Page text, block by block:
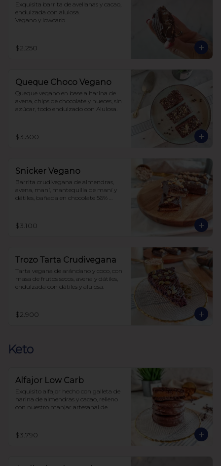
Exquisita barrita de avellanas y cacao,
endulzada con alulosa.
Vegano y lowcarb
$2.250
Queque Choco Vegano
Queque vegano en base a harina de
avena, chips de chocolate y nueces, sin
azúcar, todo endulzado con Alulosa.
$3.300
Snicker Vegano
Barrita crudivegana de almendras,
avena, maní, mantequilla de maní y
dátiles, bañada en chocolate 56%
No tiene soja, lácteos ni huevos.
$3.100
Trozo Tarta Crudivegana
Tarta vegana de arándano y coco, con
masa de frutos secos, avena y dátiles,
endulzada con dátiles y alulosa.
$2.900
Keto
Alfajor Low Carb
Exquisito alfajor hecho con galleta de
harina de almendras y cacao, relleno
con nuestro manjar artesanal de
con alulosa.
$3.790